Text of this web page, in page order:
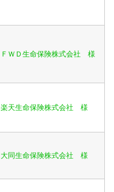
ＦＷＤ生命保険株式会社 様
楽天生命保険株式会社 様
大同生命保険株式会社 様